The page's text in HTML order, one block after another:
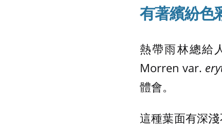
有著繽紛色
熱帶雨林總給
Morren var.
體會。
這種葉面有深